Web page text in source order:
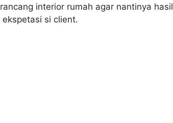
interior rumah agar nantinya hasil
si client.